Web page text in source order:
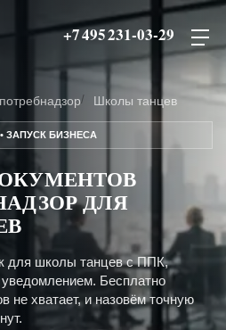
+7 495 231-03-29
Школы танцев
ЗАПУСК БИЗНЕСА
ДЛЯ
для школы танцев с ППК,
Бесплатно
не хватает, и назовём точную